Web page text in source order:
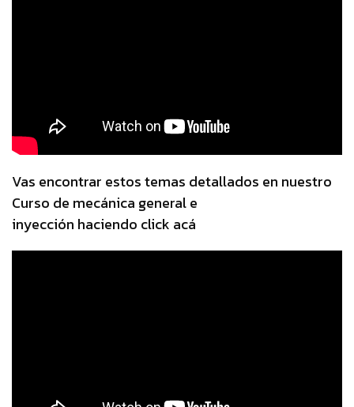
​Vas encontrar estos temas detallados en nuestro
Curso de mecánica general e
inyección haciendo click acá